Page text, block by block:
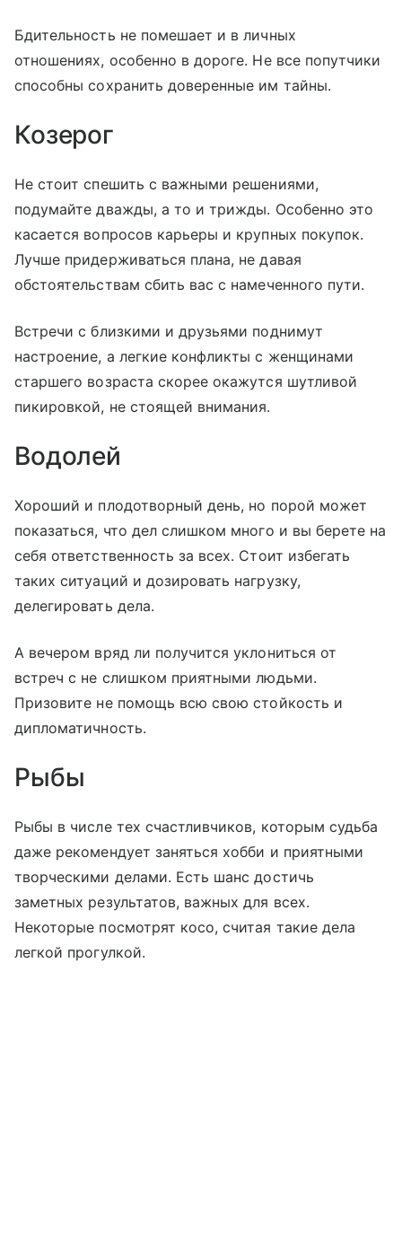
Бдительность не помешает и в личных
отношениях, особенно в дороге. Не все попутчики
способны сохранить доверенные им тайны.
Козерог
Не стоит спешить с важными решениями,
подумайте дважды, а то и трижды. Особенно это
касается вопросов карьеры и крупных покупок.
Лучше придерживаться плана, не давая
обстоятельствам сбить вас с намеченного пути.
Встречи с близкими и друзьями поднимут
настроение, а легкие конфликты с женщинами
старшего возраста скорее окажутся шутливой
пикировкой, не стоящей внимания.
Водолей
Хороший и плодотворный день, но порой может
показаться, что дел слишком много и вы берете на
себя ответственность за всех. Стоит избегать
таких ситуаций и дозировать нагрузку,
делегировать дела.
А вечером вряд ли получится уклониться от
встреч с не слишком приятными людьми.
Призовите не помощь всю свою стойкость и
дипломатичность.
Рыбы
Рыбы в числе тех счастливчиков, которым судьба
даже рекомендует заняться хобби и приятными
творческими делами. Есть шанс достичь
заметных результатов, важных для всех.
Некоторые посмотрят косо, считая такие дела
легкой прогулкой.